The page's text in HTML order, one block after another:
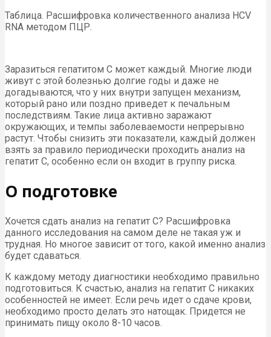
Таблица. Расшифровка количественного анализа HCV
RNA методом ПЦР.
Заразиться гепатитом С может каждый. Многие люди
живут с этой болезнью долгие годы и даже не
догадываются, что у них внутри запущен механизм,
который рано или поздно приведет к печальным
последствиям. Такие лица активно заражают
окружающих, и темпы заболеваемости непрерывно
растут. Чтобы снизить эти показатели, каждый должен
взять за правило периодически проходить анализ на
гепатит С, особенно если он входит в группу риска.
О подготовке
Хочется сдать анализ на гепатит С? Расшифровка
данного исследования на самом деле не такая уж и
трудная. Но многое зависит от того, какой именно анализ
будет сдаваться.
К каждому методу диагностики необходимо правильно
подготовиться. К счастью, анализ на гепатит С никаких
особенностей не имеет. Если речь идет о сдаче крови,
необходимо просто делать это натощак. Придется не
принимать пищу около 8-10 часов.